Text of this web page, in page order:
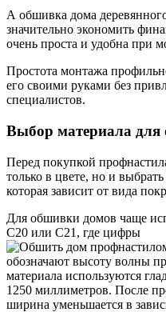
А обшивка дома
значительно экономить
очень проста и удобна при
Простота монтажа
его своими руками без
специалистов.
Выбор материала
Перед покупкой
только в цвете, но и
которая зависит от вида
Для обшивки домов чаще
С20 или С21, где цифры
обозначают высоту волны
материала используются
1250 миллиметров. После
ширина уменьшается в